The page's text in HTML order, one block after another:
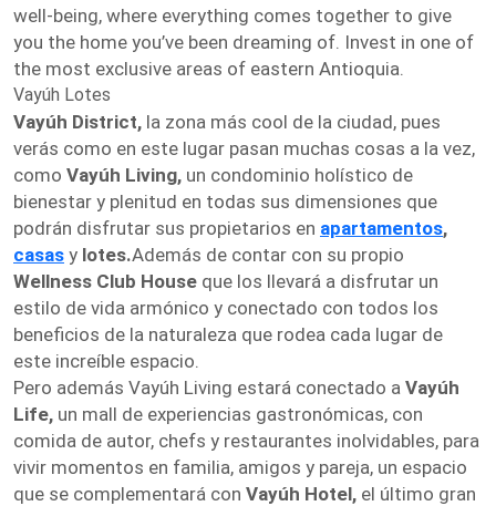
well-being, where everything comes together to give
you the home you’ve been dreaming of. Invest in one of
the most exclusive areas of eastern Antioquia.
Vayúh Lotes
Vayúh District, la zona más cool de la ciudad, pues
verás como en este lugar pasan muchas cosas a la vez,
como Vayúh Living, un condominio holístico de
bienestar y plenitud en todas sus dimensiones que
podrán disfrutar sus propietarios en apartamentos,
casas y lotes.Además de contar con su propio
Wellness Club House que los llevará a disfrutar un
estilo de vida armónico y conectado con todos los
beneficios de la naturaleza que rodea cada lugar de
este increíble espacio.
Pero además Vayúh Living estará conectado a Vayúh
Life, un mall de experiencias gastronómicas, con
comida de autor, chefs y restaurantes inolvidables, para
vivir momentos en familia, amigos y pareja, un espacio
que se complementará con Vayúh Hotel, el último gran